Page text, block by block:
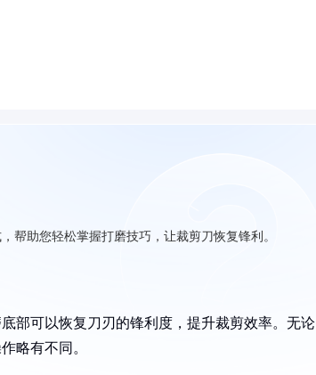
帮助您轻松掌握打磨技巧，让裁剪刀恢复锋利。
部可以恢复刀刃的锋利度，提升裁剪效率。无论
略有不同。